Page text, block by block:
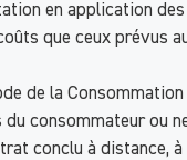
en application
que ceux prévus
de la
consommateur ou
conclu à distance,